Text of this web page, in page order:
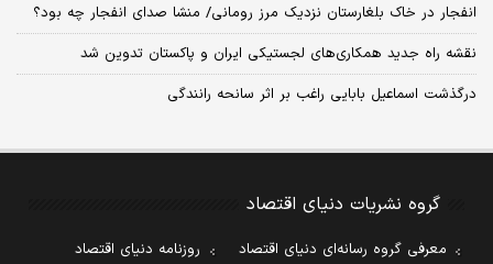
انفجار در خاک بلغارستان نزدیک مرز رومانی/ منشا صدای انفجار چه بود؟
نقشه راه جدید همکاری‌های لجستیکی ایران و پاکستان تدوین شد
درگذشت اسماعیل بابایی راغب بر اثر سانحه رانندگی
گروه نشریات دنیای اقتصاد
معرفی گروه رسانه‌ای دنیای اقتصاد
روزنامه دنیای اقتصاد